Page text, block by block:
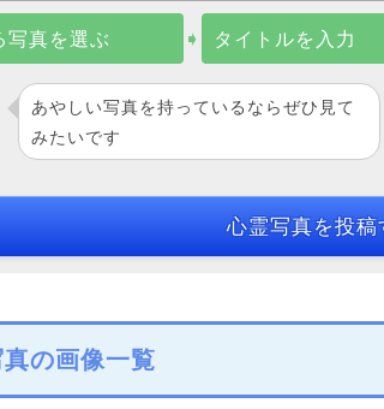
写真を選ぶ ➧ タイトルを入力
あやしい写真を持っているならぜひ見て
みたいです
心霊写真を投稿
の画像一覧